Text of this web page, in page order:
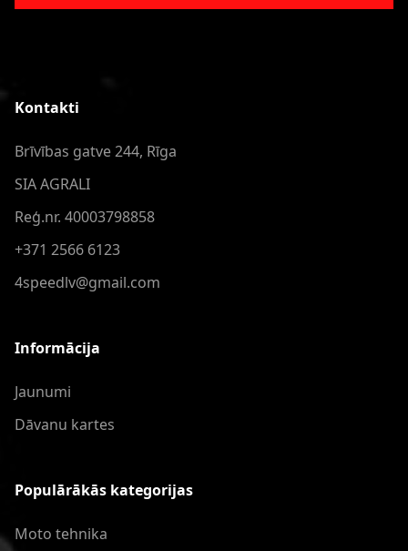
Kontakti
Brīvības gatve 244, Rīga
SIA AGRALI
Reģ.nr. 40003798858
+371 2566 6123
4speedlv@gmail.com
Informācija
Jaunumi
Dāvanu kartes
Populārākās kategorijas
Moto tehnika